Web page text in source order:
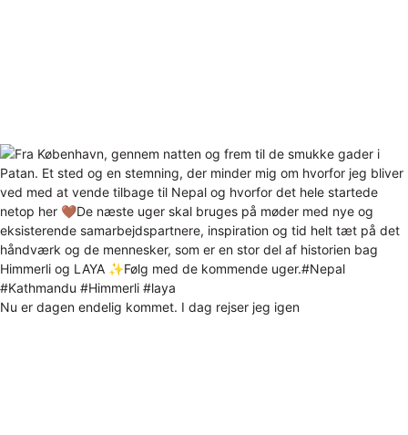
Nu er dagen endelig kommet. I dag rejser jeg igen